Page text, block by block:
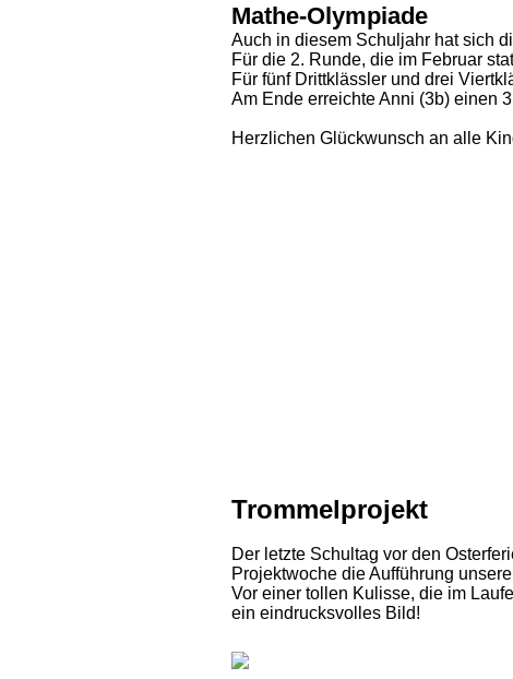
Mathe-Olympiade
Auch in diesem Schuljahr hat sich
Für die 2. Runde, die im Februar
Für fünf Drittklässler und drei
Am Ende erreichte Anni (3b) einen
Herzlichen Glückwunsch an alle
Trommelprojekt
Der letzte Schultag vor den
Projektwoche die Aufführung
Vor einer tollen Kulisse, die im
ein eindrucksvolles Bild!